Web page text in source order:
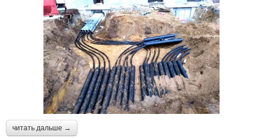
читать дальше →